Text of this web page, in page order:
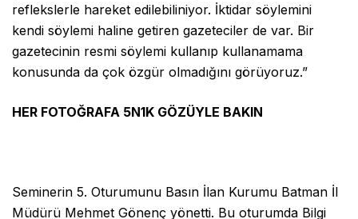
reflekslerle hareket edilebiliniyor. İktidar söylemini
kendi söylemi haline getiren gazeteciler de var. Bir
gazetecinin resmi söylemi kullanıp kullanamama
konusunda da çok özgür olmadığını görüyoruz.”
HER FOTOĞRAFA 5N1K GÖZÜYLE BAKIN
Seminerin 5. Oturumunu Basın İlan Kurumu Batman İl
Müdürü Mehmet Gönenç yönetti. Bu oturumda Bilgi